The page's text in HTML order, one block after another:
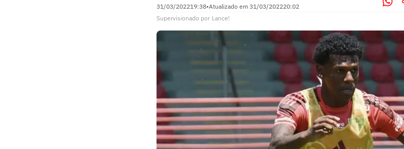
31/03/202219:38•Atualizado em 31/03/202220:02
Supervisionado por Lance!